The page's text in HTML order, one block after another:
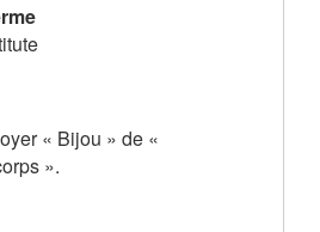
« Bijou » de «
».